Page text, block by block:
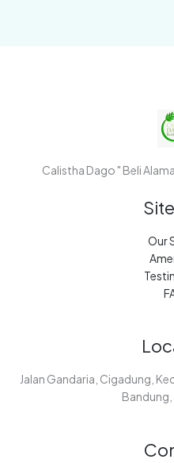
Calistha Dago " Beli
Our
Jalan Gandaria, Cigadung,
Bandung,